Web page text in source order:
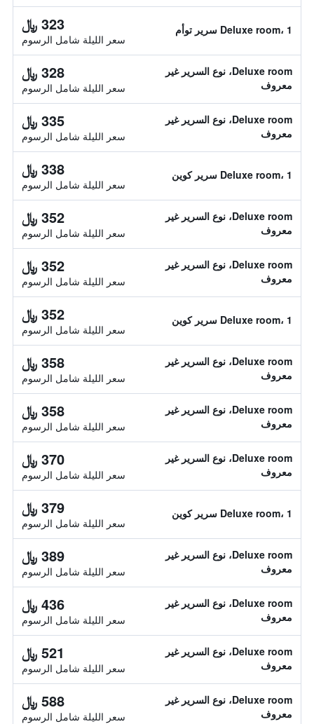
Deluxe room، 1 سرير توأم 323 ﷼
سعر الليلة شامل الرسوم
Deluxe room، نوع السرير غير
معروف
328 ﷼
سعر الليلة شامل الرسوم
Deluxe room، نوع السرير غير
معروف
335 ﷼
سعر الليلة شامل الرسوم
Deluxe room، 1 سرير كوين 338 ﷼
سعر الليلة شامل الرسوم
Deluxe room، نوع السرير غير
معروف
352 ﷼
سعر الليلة شامل الرسوم
Deluxe room، نوع السرير غير
معروف
352 ﷼
سعر الليلة شامل الرسوم
Deluxe room، 1 سرير كوين 352 ﷼
سعر الليلة شامل الرسوم
Deluxe room، نوع السرير غير
معروف
358 ﷼
سعر الليلة شامل الرسوم
Deluxe room، نوع السرير غير
معروف
358 ﷼
سعر الليلة شامل الرسوم
Deluxe room، نوع السرير غير
معروف
370 ﷼
سعر الليلة شامل الرسوم
Deluxe room، 1 سرير كوين 379 ﷼
سعر الليلة شامل الرسوم
Deluxe room، نوع السرير غير
معروف
389 ﷼
سعر الليلة شامل الرسوم
Deluxe room، نوع السرير غير
معروف
436 ﷼
سعر الليلة شامل الرسوم
Deluxe room، نوع السرير غير
معروف
521 ﷼
سعر الليلة شامل الرسوم
Deluxe room، نوع السرير غير
معروف
588 ﷼
سعر الليلة شامل الرسوم